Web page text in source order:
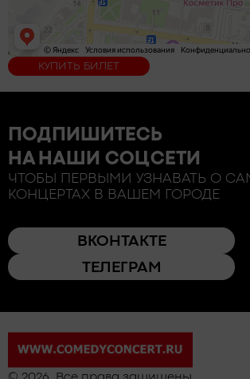
КУПИТЬ БИЛЕТ
ПОДПИШИТЕСЬ
НА НАШИ СОЦСЕТИ
ЧТОБЫ ПЕРВЫМИ УЗНАВАТЬ О
КОНЦЕРТАХ В ВАШЕМ ГОРОДЕ
ВКОНТАКТЕ
ТЕЛЕГРАМ